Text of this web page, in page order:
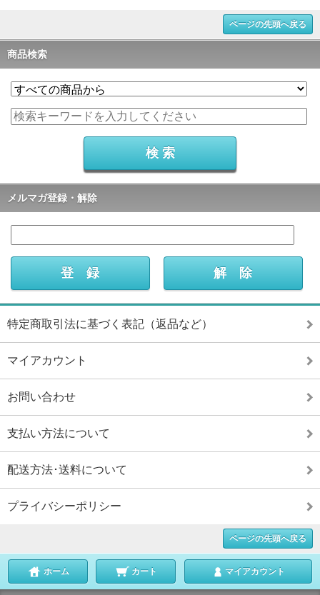
ページの先頭へ戻る
商品検索
メルマガ登録・解除
特定商取引法に基づく表記（返品など）
マイアカウント
お問い合わせ
支払い方法について
配送方法･送料について
プライバシーポリシー
ページの先頭へ戻る
ホーム カート マイアカウント